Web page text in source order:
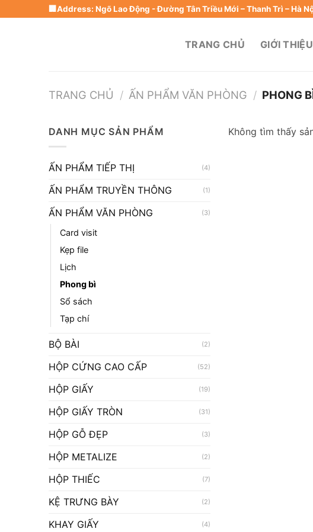
to
🏢Address: Ngõ Lao Động - Đường Tân Triều Mới – Thanh Trì – Hà
TRANG CHỦ GIỚI THIỆU
TRANG CHỦ / ẤN PHẨM VĂN PHÒNG / PHONG
DANH MỤC SẢN PHẨM
ẤN PHẨM TIẾP THỊ (4)
ẤN PHẨM TRUYỀN THÔNG (1)
ẤN PHẨM VĂN PHÒNG (3)
Card visit
Kẹp file
Lịch
Phong bì
Sổ sách
Tạp chí
BỘ BÀI (2)
HỘP CỨNG CAO CẤP (52)
HỘP GIẤY (19)
HỘP GIẤY TRÒN (31)
HỘP GỖ ĐẸP (3)
HỘP METALIZE (2)
HỘP THIẾC (7)
KỆ TRƯNG BÀY (2)
KHAY GIẤY (4)
Không tìm thấy